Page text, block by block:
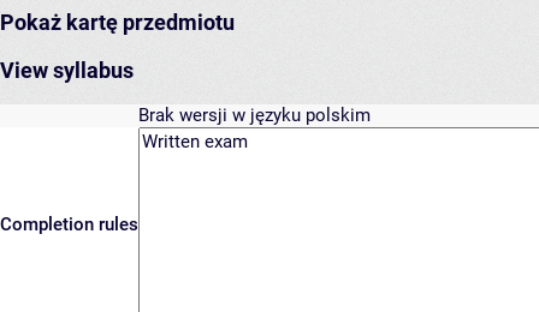
Pokaż kartę przedmiotu
View syllabus
Brak wersji w języku polskim
Completion rules